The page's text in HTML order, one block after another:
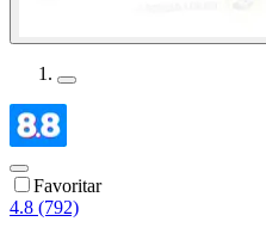
Favoritar
4.8 (792)